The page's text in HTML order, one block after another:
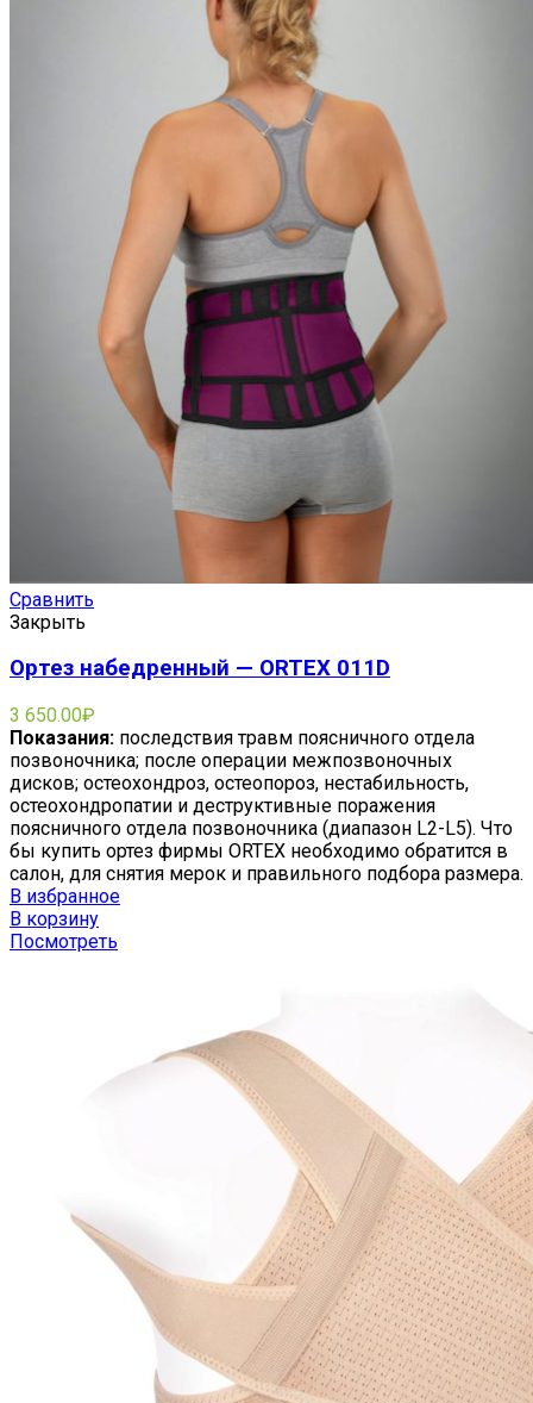
Сравнить
Закрыть
Ортез набедренный — ORTEX 011D
3 650.00₽
Показания: последствия травм поясничного отдела
позвоночника; после операции межпозвоночных
дисков; остеохондроз, остеопороз, нестабильность,
остеохондропатии и деструктивные поражения
поясничного отдела позвоночника (диапазон L2-L5). Что
бы купить ортез фирмы ORTEX необходимо обратится в
салон, для снятия мерок и правильного подбора размера.
В избранное
В корзину
Посмотреть